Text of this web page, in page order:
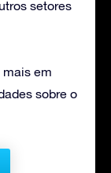
setores
em
sobre o